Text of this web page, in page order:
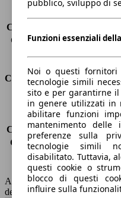
Capacità di traino (senza
Capacità di traino (con
Consumi
Emissioni di CO2*
-
Consumo (urbano)
-
Consumo (extra-urbano) -
Consumo (combinato)*
Classe di emissione
Capacità del serbatoio
43
AutoScout24 non si assume
dei dati.
pubblico, sviluppo di
Funzioni essenziali
Noi o questi fornitori
tecnologie simili
sito e per garantirne il
in genere utilizzati in
abilitare funzioni
mantenimento delle
preferenze sulla
tecnologie simili
disabilitato. Tuttavia,
questi cookie o
blocco di questi
influire sulla